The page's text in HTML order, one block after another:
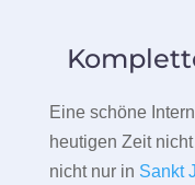
Eine schöne
heutigen Zeit
nicht nur in Sankt